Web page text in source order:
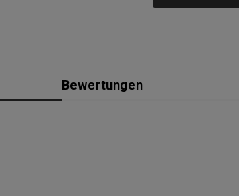
Bewertungen